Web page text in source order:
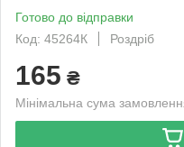
Готово до відправки
Код: 45264К
Роздріб
165 ₴
Мінімальна сума